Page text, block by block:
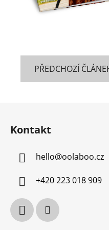
PŘEDCHOZÍ
Kontakt
hello@oolaboo.cz
+420 223 018 909